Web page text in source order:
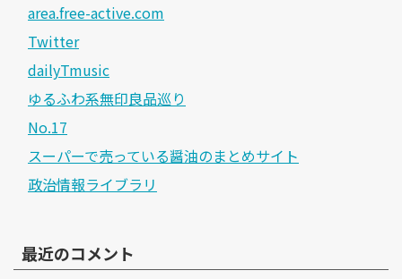
area.free-active.com
Twitter
dailyTmusic
ゆるふわ系無印良品巡り
No.17
スーパーで売っている醤油のまとめサイト
政治情報ライブラリ
最近のコメント